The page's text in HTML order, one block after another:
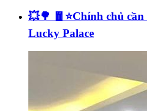
💥🌳 🧧⭐️Chính chủ
Lucky Palace